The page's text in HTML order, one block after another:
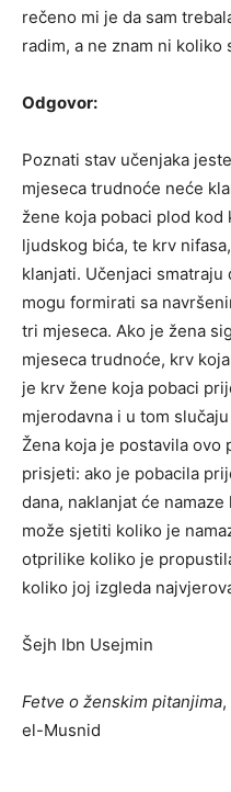
rečeno mi je da sam
radim, a ne znam ni koliko
Odgovor:
Poznati stav učenjaka
mjeseca trudnoće neće
žene koja pobaci plod
ljudskog bića, te krv
klanjati. Učenjaci
mogu formirati sa
tri mjeseca. Ako je žena
mjeseca trudnoće, krv
je krv žene koja pobaci
mjerodavna i u tom
Žena koja je postavila ovo
prisjeti: ako je pobacila
dana, naklanjat će
može sjetiti koliko je
otprilike koliko je
koliko joj izgleda
Šejh Ibn Usejmin
Fetve o ženskim pitanjima
el-Musnid